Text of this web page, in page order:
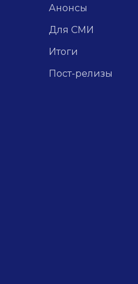
Анонсы
Для СМИ
Итоги
Пост-релизы